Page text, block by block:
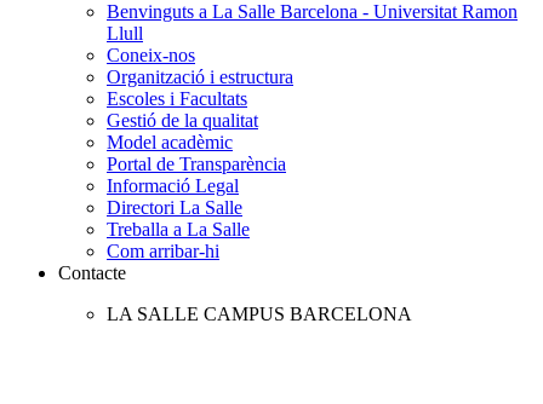
Benvinguts a La Salle Barcelona - Universitat Ramon
Llull
Coneix-nos
Organització i estructura
Escoles i Facultats
Gestió de la qualitat
Model acadèmic
Portal de Transparència
Informació Legal
Directori La Salle
Treballa a La Salle
Com arribar-hi
Contacte
LA SALLE CAMPUS BARCELONA